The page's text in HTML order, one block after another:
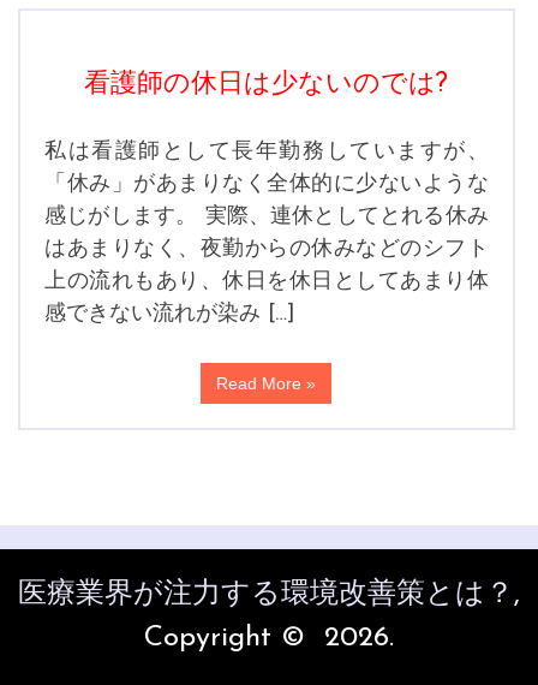
看護師の休日は少ないのでは?
私は看護師として長年勤務していますが、
「休み」があまりなく全体的に少ないような
感じがします。 実際、連休としてとれる休み
はあまりなく、夜勤からの休みなどのシフト
上の流れもあり、休日を休日としてあまり体
感できない流れが染み […]
Read More »
医療業界が注力する環境改善策とは？ ,
Copyright © 2026.